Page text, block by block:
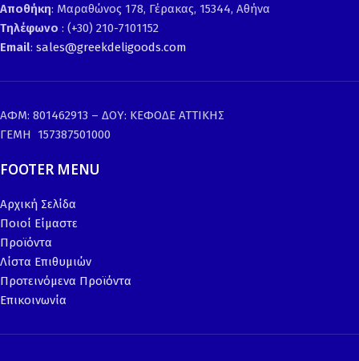
Αποθήκη: Μαραθώνος 178, Γέρακας, 15344, Αθήνα
Τηλέφωνο : (+30) 210-7101152
Email: sales@greekdeligoods.com
ΑΦΜ: 801462913 – ΔΟΥ: ΚΕΦΟΔΕ ΑΤΤΙΚΗΣ
ΓΕΜΗ 157387501000
FOOTER MENU
Αρχική Σελίδα
Ποιοί Είμαστε
Προϊόντα
Λίστα Επιθυμιών
Προτεινόμενα Προϊόντα
Επικοινωνία